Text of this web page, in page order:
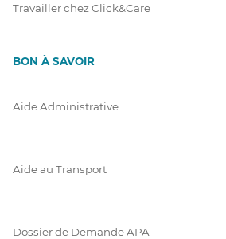
Travailler chez Click&Care
BON À SAVOIR
Aide Administrative
Aide au Transport
Dossier de Demande APA